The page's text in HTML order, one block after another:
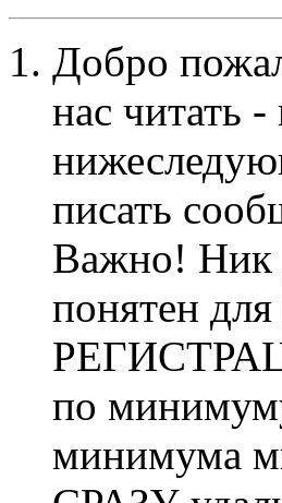
Добро
нас читать
писать
Важно! Ник
понятен
по
минимума